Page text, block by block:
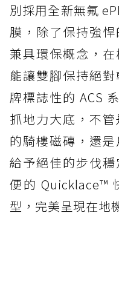
別採用全新無氟
膜，除了保持強
兼具環保概念，
能讓雙腳保持絕
牌標誌性的 ACS
抓地力大底，不
的騎樓磁磚，還
給予絕佳的步伐
便的 Quicklace™
型，完美呈現在地